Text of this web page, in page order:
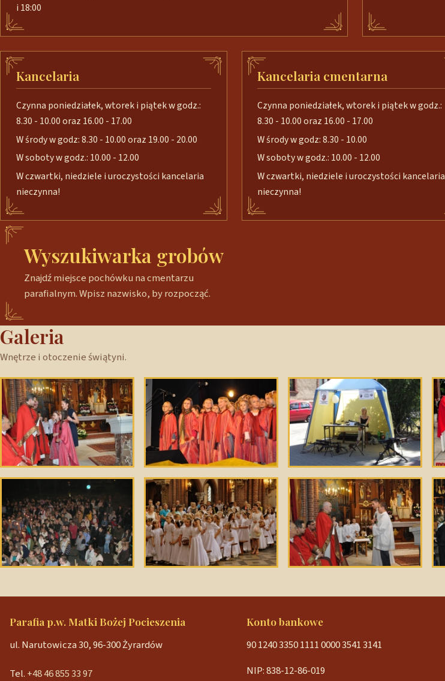
i 18:00
Kancelaria
Czynna poniedziałek, wtorek i piątek w godz.:
8.30 - 10.00 oraz 16.00 - 17.00
W środy w godz: 8.30 - 10.00 oraz 19.00 - 20.00
W soboty w godz.: 10.00 - 12.00
W czwartki, niedziele i uroczystości kancelaria
nieczynna!
Kancelaria cmentarna
Czynna poniedziałek, wtorek i piątek w godz.:
8.30 - 10.00 oraz 16.00 - 17.00
W środy w godz: 8.30 - 10.00
W soboty w godz.: 10.00 - 12.00
W czwartki, niedziele i uroczystości kancelaria
nieczynna!
Wyszukiwarka grobów
Znajdź miejsce pochówku na cmentarzu
parafialnym. Wpisz nazwisko, by rozpocząć.
Galeria
Wnętrze i otoczenie świątyni.
Parafia p.w. Matki Bożej Pocieszenia
ul. Narutowicza 30, 96-300 Żyrardów
Tel. +48 46 855 33 97
Konto bankowe
90 1240 3350 1111 0000 3541 3141
NIP: 838-12-86-019